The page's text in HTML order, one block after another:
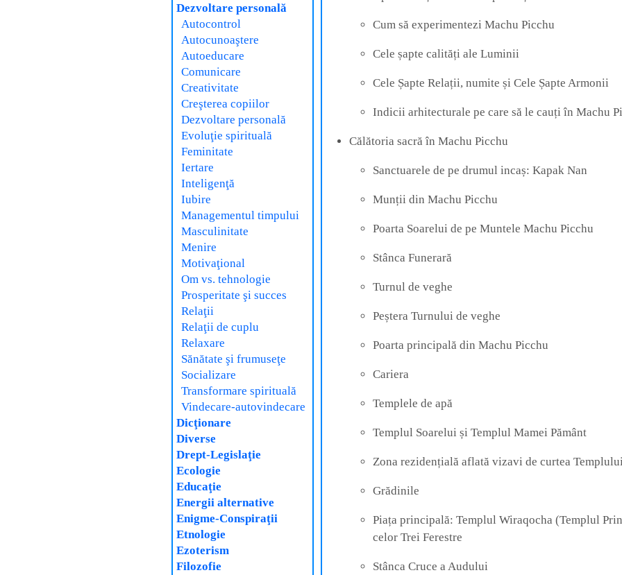
Cum să experimentezi Machu Picchu
Cele șapte calități ale Luminii
Cele Șapte Relații, numite și Cele Șapte Armonii
Indicii arhitecturale pe care să le cauți în Machu
Călătoria sacră în Machu Picchu
Sanctuarele de pe drumul incaș: Kapak Nan
Munții din Machu Picchu
Poarta Soarelui de pe Muntele Machu Picchu
Stânca Funerară
Turnul de veghe
Peștera Turnului de veghe
Poarta principală din Machu Picchu
Cariera
Templele de apă
Templul Soarelui și Templul Mamei Pământ
Zona rezidențială aflată vizavi de curtea
Grădinile
Piața principală: Templul Wiraqocha (Templul
celor Trei Ferestre
Stânca Cruce a Audului
Dezvoltare personală
Autocontrol
Autocunoaştere
Autoeducare
Comunicare
Creativitate
Creşterea copiilor
Dezvoltare personală
Evoluţie spirituală
Feminitate
Iertare
Inteligenţă
Iubire
Managementul timpului
Masculinitate
Menire
Motivaţional
Om vs. tehnologie
Prosperitate şi succes
Relaţii
Relaţii de cuplu
Relaxare
Sănătate şi frumuseţe
Socializare
Transformare spirituală
Vindecare-autovindecare
Dicţionare
Diverse
Drept-Legislaţie
Ecologie
Educaţie
Energii alternative
Enigme-Conspiraţii
Etnologie
Ezoterism
Filozofie